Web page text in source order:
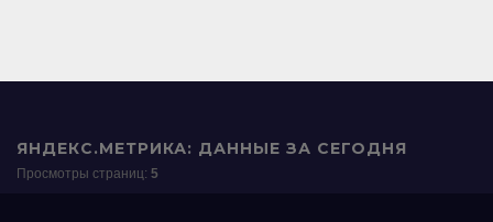
ЯНДЕКС.МЕТРИКА: ДАННЫЕ ЗА СЕГОДНЯ
Просмотры страниц: 5